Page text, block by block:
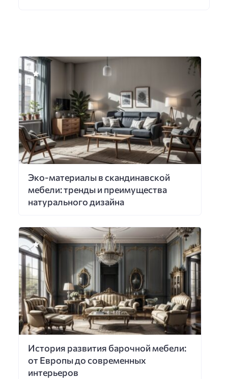
Эко-материалы в скандинавской
мебели: тренды и преимущества
натурального дизайна
История развития барочной мебели:
от Европы до современных
интерьеров